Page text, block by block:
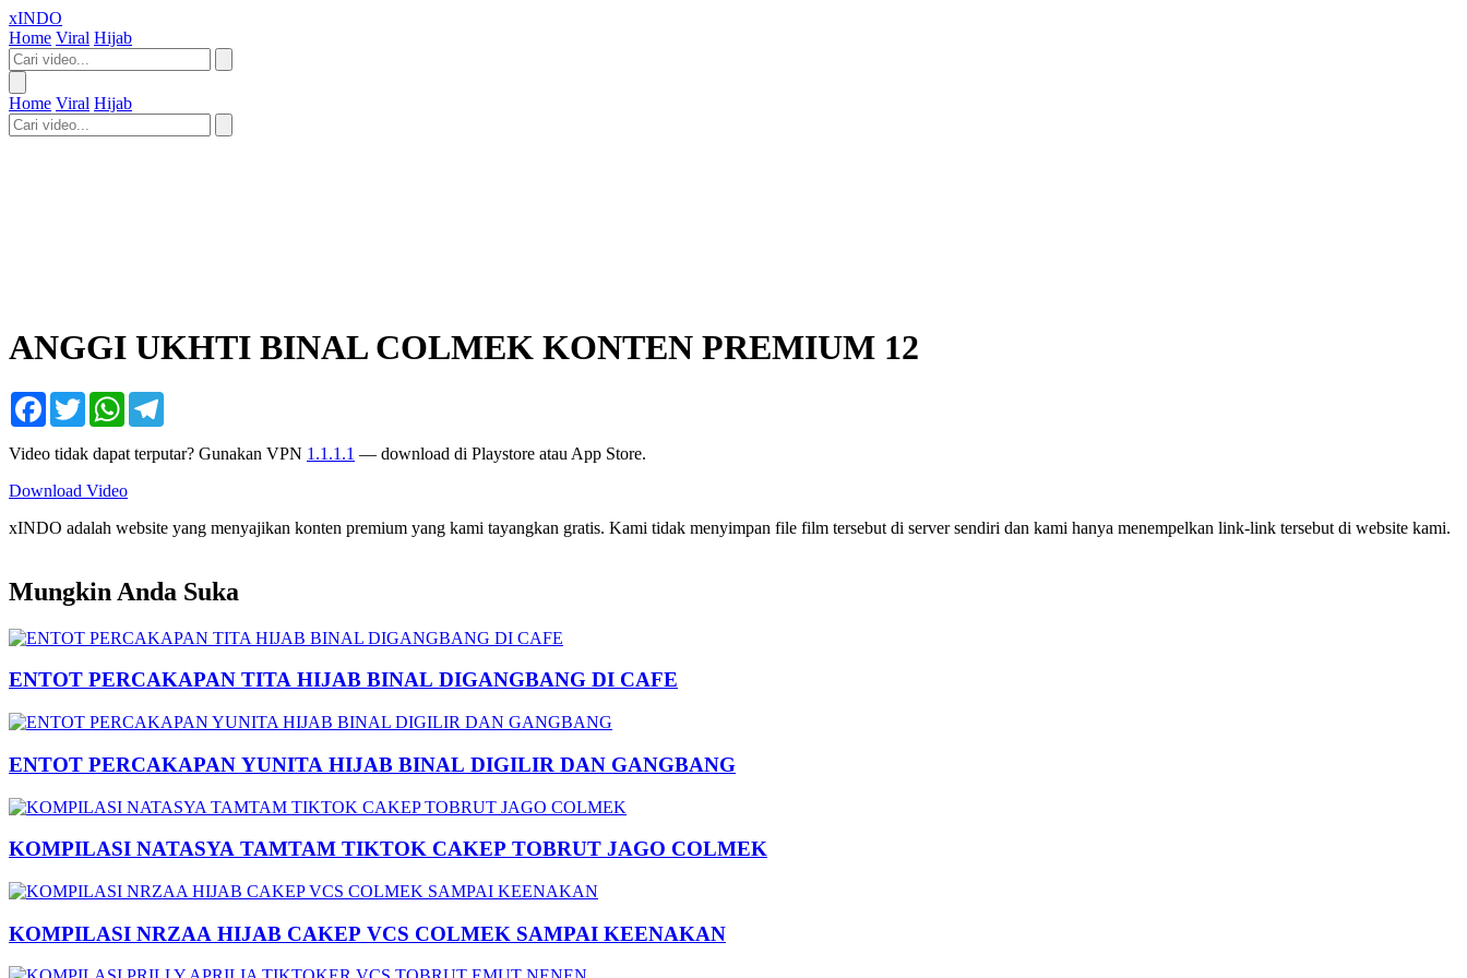
xINDO
Home Viral Hijab
Home Viral Hijab
ANGGI UKHTI BINAL COLMEK KONTEN PREMIUM 12
Facebook
TwitterWhatsApp
Video tidak dapat terputar? Gunakan VPN 1.1.1.1 — download di Playstore atau App Store.
Download Video
xINDO adalah website yang menyajikan konten premium yang kami tayangkan gratis. Kami tidak menyimpan file film tersebut di server sendiri dan kami hanya menempelkan link-link tersebut di website kami.
Mungkin Anda Suka
ENTOT PERCAKAPAN TITA HIJAB BINAL DIGANGBANG DI CAFE
ENTOT PERCAKAPAN YUNITA HIJAB BINAL DIGILIR DAN GANGBANG
KOMPILASI NATASYA TAMTAM TIKTOK CAKEP TOBRUT JAGO COLMEK
KOMPILASI NRZAA HIJAB CAKEP VCS COLMEK SAMPAI KEENAKAN